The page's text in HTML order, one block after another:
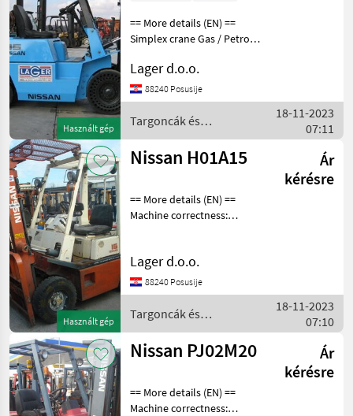
Használt gép
== More details (EN) ==
Simplex crane Gas / Petrol
Targoncák és
raktártechnika Targonca
Lager d.o.o.
88240 Posusije
Targoncák és
raktártechnika / Nissan
18-11-2023
07:11
Használt gép
Nissan H01A15
Ár
kérésre
== More details (EN) ==
Machine correctness:
TRANSMISSION -
AUTOMATIC Üzemanyag:
Benzin Targoncák és
raktártechnika Targonca
Lager d.o.o.
88240 Posusije
Targoncák és
raktártechnika / Nissan
18-11-2023
07:10
Nissan PJ02M20
Ár
kérésre
== More details (EN) ==
Machine correctness: